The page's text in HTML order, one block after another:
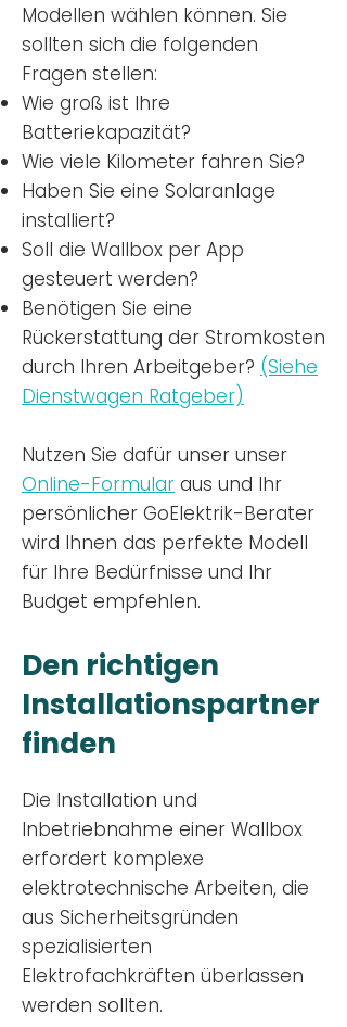
Modellen wählen können. Sie
sollten sich die folgenden
Fragen stellen:
Wie groß ist Ihre
Batteriekapazität?
Wie viele Kilometer fahren Sie?
Haben Sie eine Solaranlage
installiert?
Soll die Wallbox per App
gesteuert werden?
Benötigen Sie eine
Rückerstattung der Stromkosten
durch Ihren Arbeitgeber? (Siehe
Dienstwagen Ratgeber)
Nutzen Sie dafür unser unser
Online-Formular aus und Ihr
persönlicher GoElektrik-Berater
wird Ihnen das perfekte Modell
für Ihre Bedürfnisse und Ihr
Budget empfehlen.
Den richtigen
Installationspartner
finden
Die Installation und
Inbetriebnahme einer Wallbox
erfordert komplexe
elektrotechnische Arbeiten, die
aus Sicherheitsgründen
spezialisierten
Elektrofachkräften überlassen
werden sollten.